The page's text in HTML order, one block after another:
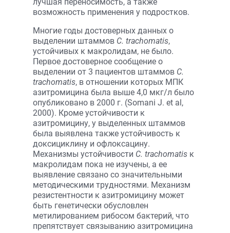
возможность применения у подростков.
Многие годы достоверных данных о
выделении штаммов C. trachomatis,
устойчивых к макролидам, не было.
Первое достоверное сообщение о
выделении от 3 пациентов штаммов C.
trachomatis, в отношении которых МПК
азитромицина была выше 4,0 мкг/л было
опубликовано в 2000 г. (Somani J. et al,
2000). Кроме устойчивости к
азитромицину, у выделенных штаммов
была выявлена также устойчивость к
доксициклину и офлоксацину.
Механизмы устойчивости С. trachomatis к
макролидам пока не изучены, а ее
выявление связано со значительными
методическими трудностями. Механизм
резистентности к азитромицину может
быть генетически обусловлен
метилированием рибосом бактерий, что
препятствует связыванию азитромицина